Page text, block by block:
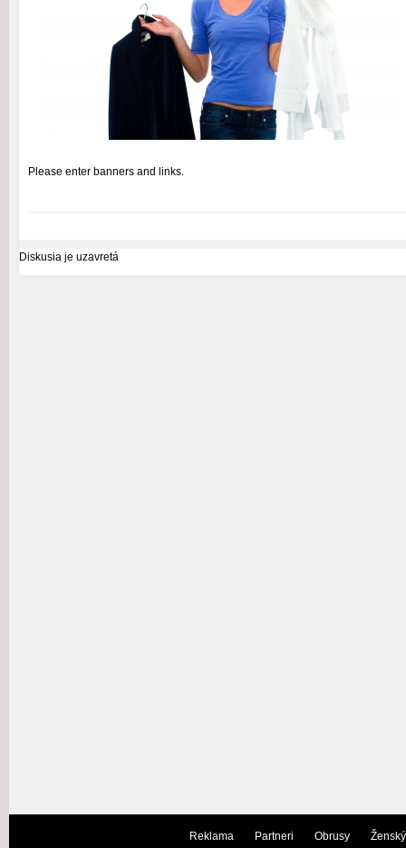
Please enter banners and links.
Diskusia je uzavretá
Reklama Partneri Obrusy